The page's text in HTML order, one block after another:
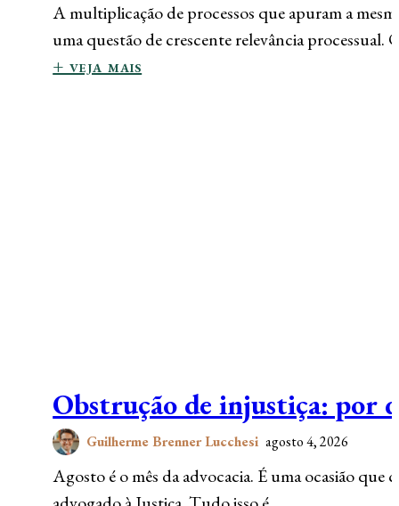
A multiplicação de processos que apuram a
uma questão de crescente relevância processual.
+ veja mais
Obstrução de injustiça: por
Guilherme Brenner Lucchesi agosto 4, 2026
Agosto é o mês da advocacia. É uma ocasião